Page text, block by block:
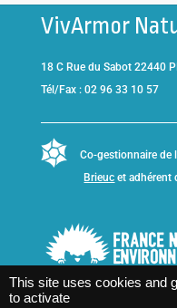
VivArmor
18 C Rue du Sabot 22440
Tél/Fax : 02 96 33 10 57
Co-gestionnaire de
Brieuc et adhérent
This site uses cookies and
to activate